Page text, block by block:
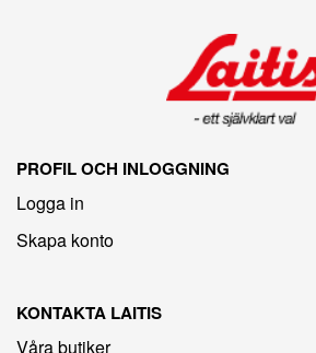
PROFIL OCH INLOGGNING
Logga in
Skapa konto
KONTAKTA LAITIS
Våra butiker